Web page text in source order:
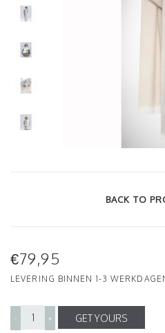
BACK TO
€79,95
LEVERING BINNEN 1-3
- + GET YOURS